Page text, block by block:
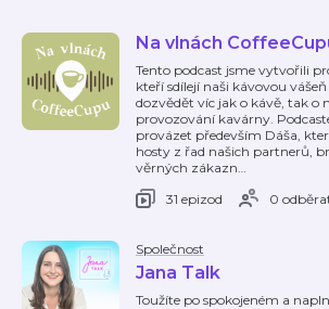
Na vlnách
Tento podcast jsme vytvořili
kteří sdílejí naši kávovou
dozvědět víc jak o kávě, tak o
provozování kavárny.
provázet především Dáša,
hosty z řad našich partnerů,
věrných zákazn…
31 epizod
0
Společnost
Jana Talk
Toužíte po spokojeném a